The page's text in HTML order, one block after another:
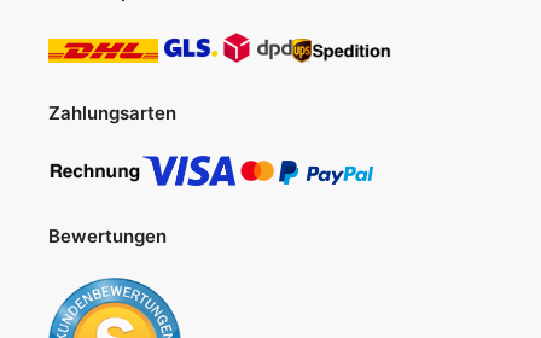
Zahlungsarten
Bewertungen